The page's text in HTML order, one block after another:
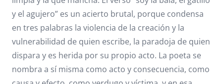
y el agujero” es un acierto brutal, porque condensa
en tres palabras la violencia de la creación y la
vulnerabilidad de quien escribe, la paradoja de quien
dispara y es herida por su propio acto. La poeta se
nombra a sí misma como acto y consecuencia, como